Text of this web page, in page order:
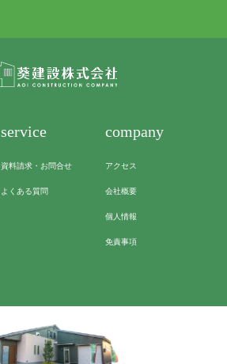
service
資料請求・お問合せ
よくある質問
company
アクセス
会社概要
個人情報
免責事項